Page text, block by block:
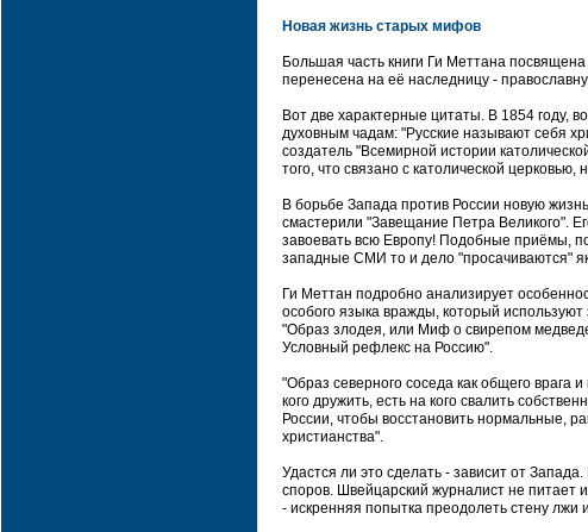
Новая жизнь старых мифов
Большая часть книги Ги Меттана
перенесена на её наследницу -
Вот две характерные цитаты. В 1854 году,
духовным чадам: "Русские называют себя
создатель "Всемирной истории
того, что связано с католической
В борьбе Запада против России новую
смастерили "Завещание Петра Великого".
завоевать всю Европу! Подобные приёмы,
западные СМИ то и дело "просачиваются"
Ги Меттан подробно анализирует
особого языка вражды, который
"Образ злодея, или Миф о свирепом
Условный рефлекс на Россию".
"Образ северного соседа как общего врага
кого дружить, есть на кого свалить
России, чтобы восстановить нормальные,
христианства".
Удастся ли это сделать - зависит от
споров. Швейцарский журналист не питает
- искренняя попытка преодолеть стену лжи